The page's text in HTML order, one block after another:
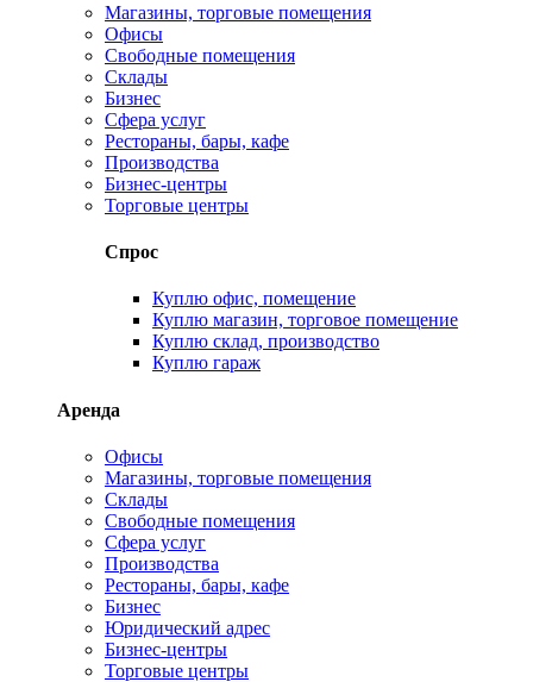
Магазины, торговые помещения
Офисы
Свободные помещения
Склады
Бизнес
Сфера услуг
Рестораны, бары, кафе
Производства
Бизнес-центры
Торговые центры
Спрос
Куплю офис, помещение
Куплю магазин, торговое помещение
Куплю склад, производство
Куплю гараж
Аренда
Офисы
Магазины, торговые помещения
Склады
Свободные помещения
Сфера услуг
Производства
Рестораны, бары, кафе
Бизнес
Юридический адрес
Бизнес-центры
Торговые центры